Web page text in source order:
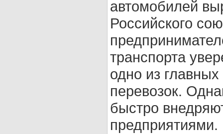
автомобилей
Российского
транспорта
одно из
перевозок.
быстро
предприятиями.